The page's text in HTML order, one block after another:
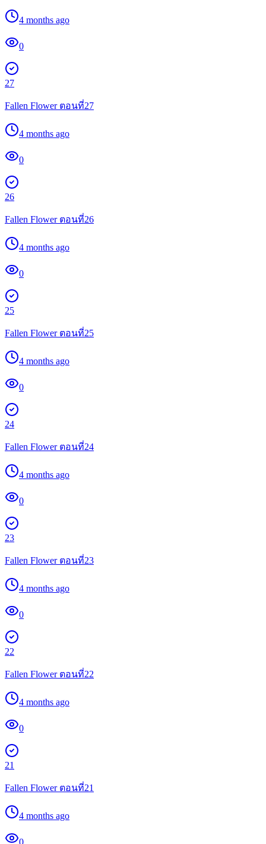
4 months ago
0
27
Fallen Flower ตอนที่27
4 months ago
0
26
Fallen Flower ตอนที่26
4 months ago
0
25
Fallen Flower ตอนที่25
4 months ago
0
24
Fallen Flower ตอนที่24
4 months ago
0
23
Fallen Flower ตอนที่23
4 months ago
0
22
Fallen Flower ตอนที่22
4 months ago
0
21
Fallen Flower ตอนที่21
4 months ago
0